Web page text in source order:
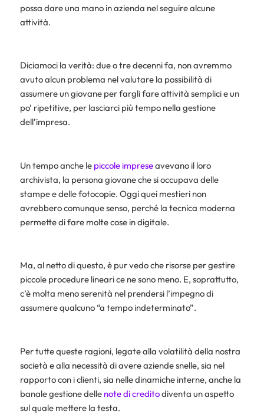
possa dare una mano in azienda nel seguire alcune
attività.
Diciamoci la verità: due o tre decenni fa, non avremmo
avuto alcun problema nel valutare la possibilità di
assumere un giovane per fargli fare attività semplici e un
po’ ripetitive, per lasciarci più tempo nella gestione
dell’impresa.
Un tempo anche le piccole impreseavevano il loro
archivista, la persona giovane che si occupava delle
stampe e delle fotocopie. Oggi quei mestieri non
avrebbero comunque senso, perché la tecnica moderna
permette di fare molte cose in digitale.
Ma, al netto di questo, è pur vedo che risorse per gestire
piccole procedure lineari ce ne sono meno. E, soprattutto,
c’è molta meno serenità nel prendersi l’impegno di
assumere qualcuno “a tempo indeterminato”.
Per tutte queste ragioni, legate alla volatilità della nostra
società e alla necessità di avere aziende snelle, sia nel
rapporto con i clienti, sia nelle dinamiche interne, anche la
banale gestione dellenote di creditodiventa un aspetto
sul quale mettere la testa.